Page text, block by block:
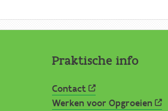
Praktische info
Contact
Werken voor Opgroeien